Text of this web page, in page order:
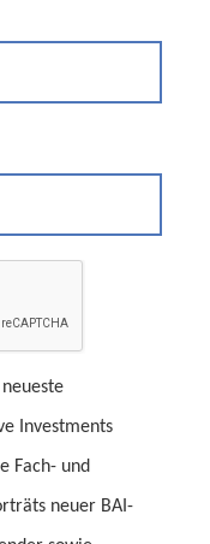
Investments
Fach- und
neuer BAI-